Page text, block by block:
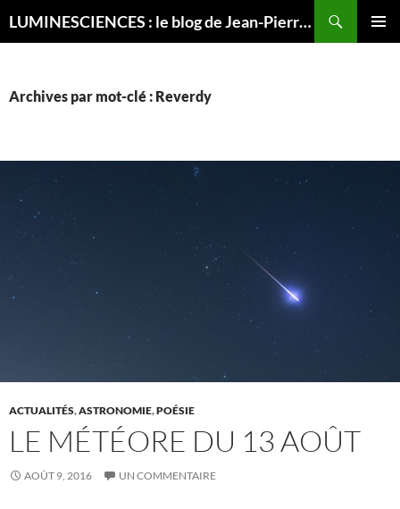
LUMINESCIENCES : le blog de Jean-Pierre LUMINET, astrophysicien
Archives par mot-clé : Reverdy
ACTUALITÉS,ASTRONOMIE,POÉSIE
LE MÉTÉORE DU 13 AOÛT
AOÛT 9, 2016 UN COMMENTAIRE